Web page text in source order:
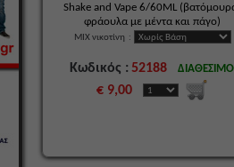
Shake and Vape 6/60ML
φράουλα με μέντα και πάγο)
MIX νικοτίνη :
Κωδικός : 52188 ΔΙΑΘΕΣΙΜΟ
€ 9,00